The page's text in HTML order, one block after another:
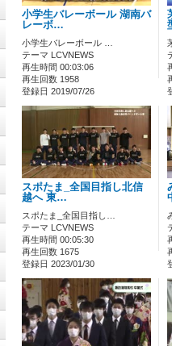
小学生バレーボール 湖南バ
レーボ…
小学生バレーボール …
テーマ LCVNEWS
再生時間 00:03:06
再生回数 1958
登録日 2019/07/26
スポたま_全国目指し北信
越へ 東…
スポたま_全国目指し…
テーマ LCVNEWS
再生時間 00:05:30
再生回数 1675
登録日 2023/01/30